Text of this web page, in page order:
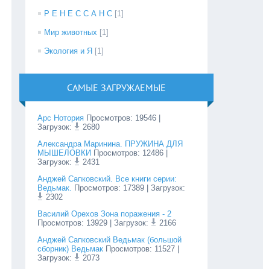
Р Е Н Е С С А Н С [1]
Мир животных [1]
Экология и Я [1]
САМЫЕ ЗАГРУЖАЕМЫЕ
Арс Нотория Просмотров: 19546
Загрузок:
2680
Александра Маринина. ПРУЖИНА ДЛЯ
МЫШЕЛОВКИ Просмотров: 12486
Загрузок:
2431
Анджей Сапковский. Все книги серии:
Ведьмак. Просмотров: 17389 | Загрузок:
2302
Василий Орехов Зона поражения - 2
Просмотров: 13929 | Загрузок:
2166
Анджей Сапковский Ведьмак (большой
сборник) Ведьмак Просмотров: 11527
Загрузок:
2073